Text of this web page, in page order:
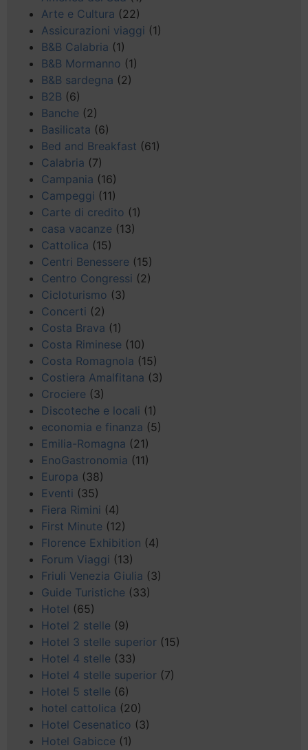
Arte e Cultura (22)
Assicurazioni viaggi (1)
B&B Calabria (1)
B&B Mormanno (1)
B&B sardegna (2)
B2B (6)
Banche (2)
Basilicata (6)
Bed and Breakfast (61)
Calabria (7)
Campania (16)
Campeggi (11)
Carte di credito (1)
casa vacanze (13)
Cattolica (15)
Centri Benessere (15)
Centro Congressi (2)
Cicloturismo (3)
Concerti (2)
Costa Brava (1)
Costa Riminese (10)
Costa Romagnola (15)
Costiera Amalfitana (3)
Crociere (3)
Discoteche e locali (1)
economia e finanza (5)
Emilia-Romagna (21)
EnoGastronomia (11)
Europa (38)
Eventi (35)
Fiera Rimini (4)
First Minute (12)
Florence Exhibition (4)
Forum Viaggi (13)
Friuli Venezia Giulia (3)
Guide Turistiche (33)
Hotel (65)
Hotel 2 stelle (9)
Hotel 3 stelle superior (15)
Hotel 4 stelle (33)
Hotel 4 stelle superior (7)
Hotel 5 stelle (6)
hotel cattolica (20)
Hotel Cesenatico (3)
Hotel Gabicce (1)